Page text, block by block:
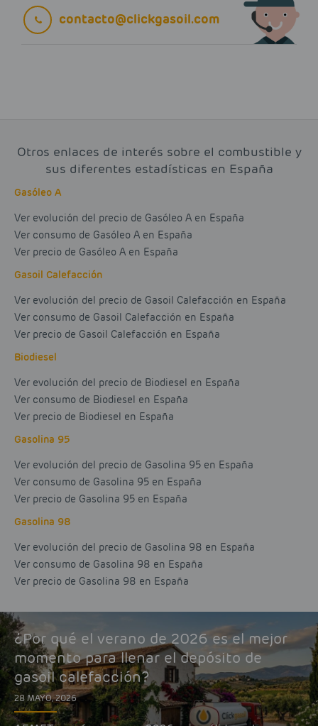
contacto@clickgasoil.com
Otros enlaces de interés sobre el combustible y
sus diferentes estadísticas en España
Gasóleo A
Ver evolución del precio de Gasóleo A en España
Ver consumo de Gasóleo A en España
Ver precio de Gasóleo A en España
Gasoil Calefacción
Ver evolución del precio de Gasoil Calefacción en España
Ver consumo de Gasoil Calefacción en España
Ver precio de Gasoil Calefacción en España
Biodiesel
Ver evolución del precio de Biodiesel en España
Ver consumo de Biodiesel en España
Ver precio de Biodiesel en España
Gasolina 95
Ver evolución del precio de Gasolina 95 en España
Ver consumo de Gasolina 95 en España
Ver precio de Gasolina 95 en España
Gasolina 98
Ver evolución del precio de Gasolina 98 en España
Ver consumo de Gasolina 98 en España
Ver precio de Gasolina 98 en España
¿Por qué el verano de 2026 es el mejor
momento para llenar el depósito de
gasoil calefacción?
28 MAYO, 2026